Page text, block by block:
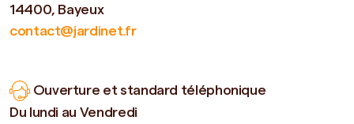
14400, Bayeux
contact@jardinet.fr
Ouverture et standard téléphonique
Du lundi au Vendredi